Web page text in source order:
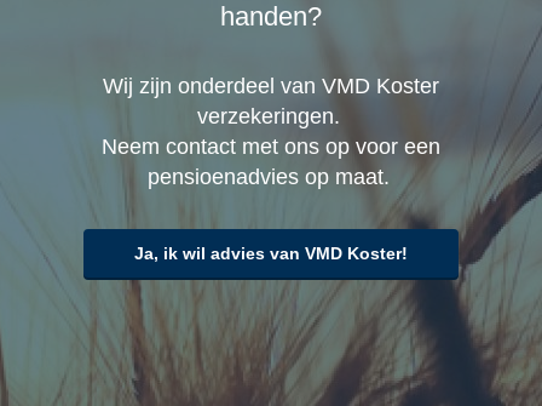
handen?
Wij zijn onderdeel van VMD Koster
verzekeringen.
Neem contact met ons op voor een
pensioenadvies op maat.
Ja, ik wil advies van VMD Koster!